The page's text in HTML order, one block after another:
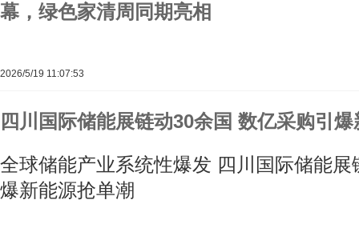
幕，绿色家清周同期亮相
2026/5/19 11:07:53
四川国际储能展链动30余国 数亿采购引
全球储能产业系统性爆发 四川国际储能
爆新能源抢单潮